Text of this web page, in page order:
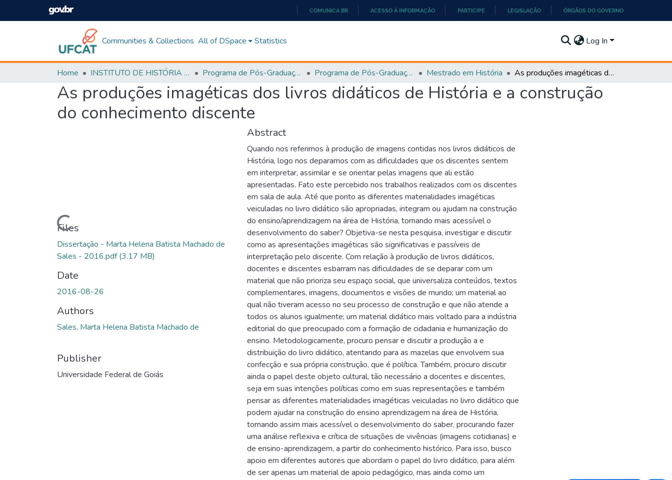
CONTEÚDO
COMUNICA BR ACESSO À INFORMAÇÃO PARTICIPE LEGISLAÇÃO ÓRGÃOS DO GOVERNO
Communities & Collections All of DSpace Statistics Log In
Home INSTITUTO DE HISTÓRIA E CIÊNCIAS SOCIAIS Programa de Pós-Graduação em História, Cultura e Formação de Professores (PPGH-MP) Programa de Pós-Graduação em História, Cultura e Formação de Professores - PPGH-MP Mestrado em História As produções imagéticas dos livros didáticos de História e a construção do conhecimento discente
As produções imagéticas dos livros didáticos de História e a construção
do conhecimento discente
Loading...
Files
Dissertação - Marta Helena Batista Machado de
Sales - 2016.pdf(3.17 MB)
Date
2016-08-26
Authors
Sales, Marta Helena Batista Machado de
Publisher
Universidade Federal de Goiás
Abstract
Quando nos referimos à produção de imagens contidas nos livros didáticos de
História, logo nos deparamos com as dificuldades que os discentes sentem
em interpretar, assimilar e se orientar pelas imagens que ali estão
apresentadas. Fato este percebido nos trabalhos realizados com os discentes
em sala de aula. Até que ponto as diferentes materialidades imagéticas
veiculadas no livro didático são apropriadas, integram ou ajudam na construção
do ensino/aprendizagem na área de História, tornando mais acessível o
desenvolvimento do saber? Objetiva-se nesta pesquisa, investigar e discutir
como as apresentações imagéticas são significativas e passíveis de
interpretação pelo discente. Com relação à produção de livros didáticos,
docentes e discentes esbarram nas dificuldades de se deparar com um
material que não prioriza seu espaço social, que universaliza conteúdos, textos
complementares, imagens, documentos e visões de mundo; um material ao
qual não tiveram acesso no seu processo de construção e que não atende a
todos os alunos igualmente; um material didático mais voltado para a indústria
editorial do que preocupado com a formação de cidadania e humanização do
ensino. Metodologicamente, procuro pensar e discutir a produção a e
distribuição do livro didático, atentando para as mazelas que envolvem sua
confecção e sua própria construção, que é política. Também, procuro discutir
ainda o papel deste objeto cultural, tão necessário a docentes e discentes,
seja em suas intenções políticas como em suas representações e também
pensar as diferentes materialidades imagéticas veiculadas no livro didático que
podem ajudar na construção do ensino aprendizagem na área de História,
tornando assim mais acessível o desenvolvimento do saber, procurando fazer
uma análise reflexiva e crítica de situações de vivências (imagens cotidianas) e
de ensino-aprendizagem, a partir do conhecimento histórico. Para isso, busco
apoio em diferentes autores que abordam o papel do livro didático, para além
de ser apenas um material de apoio pedagógico, mas ainda como um